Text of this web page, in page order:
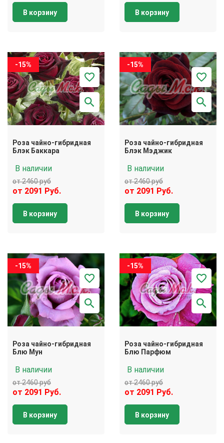
В корзину В корзину
-15%
Роза чайно-гибридная
Блэк Баккара
В наличии
от 2460 руб
от 2091 Руб.
В корзину
-15%
Роза чайно-гибридная
Блэк Мэджик
В наличии
от 2460 руб
от 2091 Руб.
В корзину
-15%
Роза чайно-гибридная
Блю Мун
В наличии
от 2460 руб
от 2091 Руб.
В корзину
-15%
Роза чайно-гибридная
Блю Парфюм
В наличии
от 2460 руб
от 2091 Руб.
В корзину